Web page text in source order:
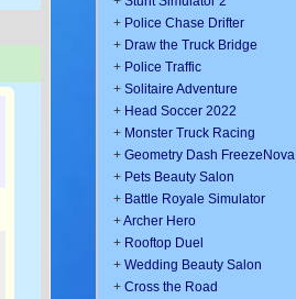
+ Police Chase Drifter
+ Draw the Truck Bridge
+ Police Traffic
+ Solitaire Adventure
+ Head Soccer 2022
+ Monster Truck Racing
+ Geometry Dash FreezeNova
+ Pets Beauty Salon
+ Battle Royale Simulator
+Archer Hero
+ Rooftop Duel
+ Wedding Beauty Salon
+ Cross the Road